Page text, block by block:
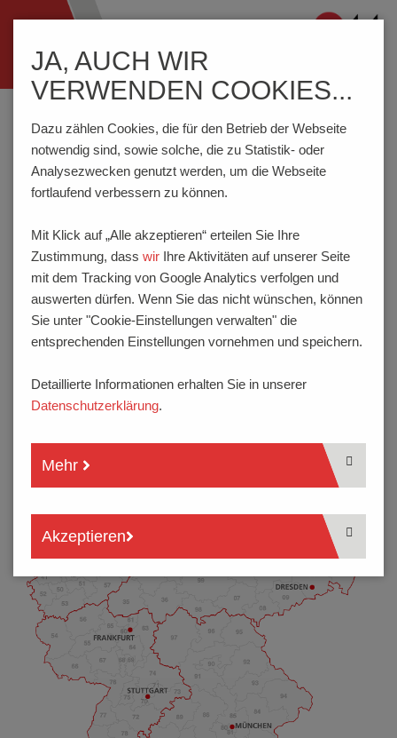
ein-/ausblenden
Home Kontakt Deutschland
AUSSENDIENST D
Bitte nennen Sie uns Ihre Postleitzahl
JA, AUCH WIR
VERWENDEN COOKIES...
Dazu zählen Cookies, die für den Betrieb der Webseite
notwendig sind, sowie solche, die zu Statistik- oder
Analysezwecken genutzt werden, um die Webseite
fortlaufend verbessern zu können.
Mit Klick auf „Alle akzeptieren“ erteilen Sie Ihre
Zustimmung, dass wir Ihre Aktivitäten auf unserer Seite
mit dem Tracking von Google Analytics verfolgen und
auswerten dürfen. Wenn Sie das nicht wünschen, können
Sie unter "Cookie-Einstellungen verwalten" die
entsprechenden Einstellungen vornehmen und speichern.
Detaillierte Informationen erhalten Sie in unserer
Datenschutzerklärung.
Mehr
Akzeptieren